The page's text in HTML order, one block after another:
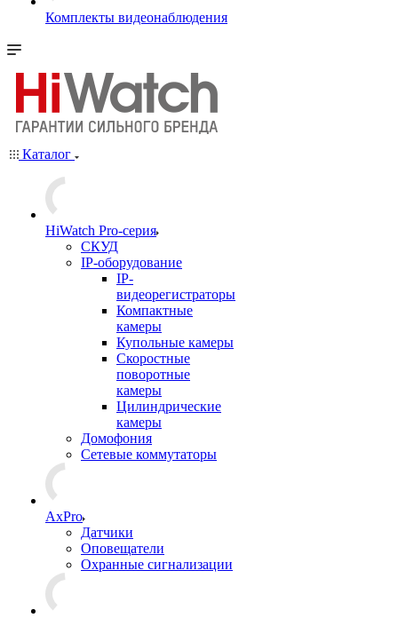
Комплекты видеонаблюдения
Каталог
HiWatch Pro-серия
CКУД
IP-оборудование
IP-
видеорегистраторы
Компактные
камеры
Купольные камеры
Скоростные
поворотные
камеры
Цилиндрические
камеры
Домофония
Сетевые коммутаторы
AxPro
Датчики
Оповещатели
Охранные сигнализации